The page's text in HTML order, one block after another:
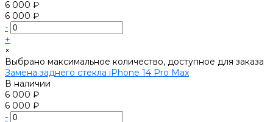
6 000 ₽
6 000 ₽
-
+
×
Выбрано максимальное количество, доступное для заказа
Замена заднего стекла iPhone 14 Pro Max
В наличии
6 000 ₽
6 000 ₽
-